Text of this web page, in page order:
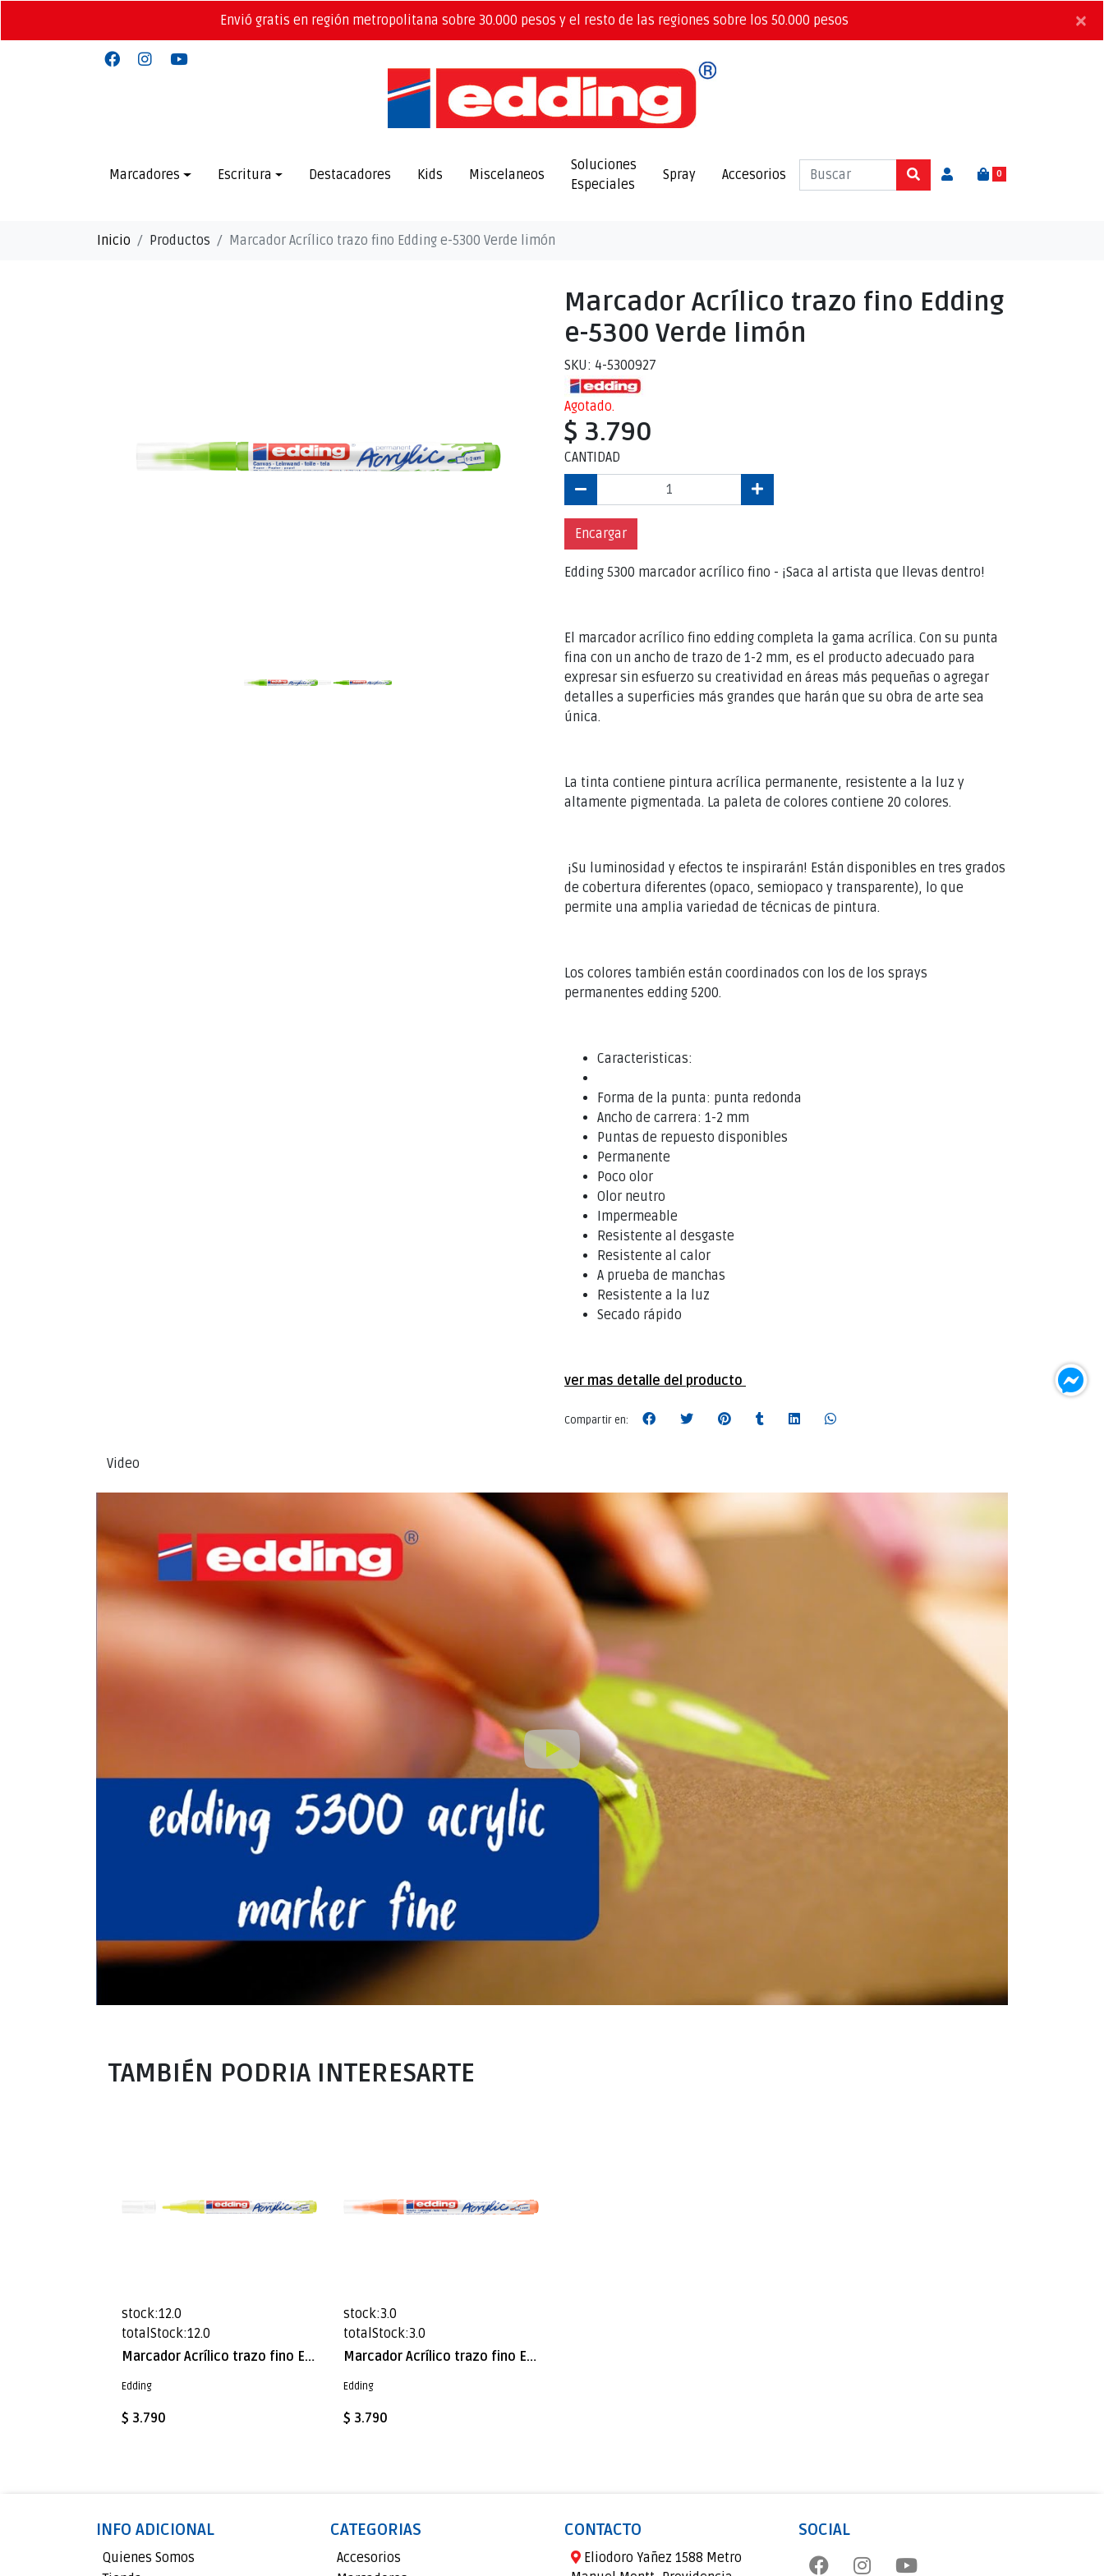
Envió gratis en región metropolitana sobre 30.000 pesos y el resto de las regiones sobre los 50.000 pesos ×
0
Marcadores Escritura Destacadores Kids Miscelaneos
Soluciones
Especiales
Spray Accesorios
Inicio Productos Marcador Acrílico trazo fino Edding e-5300 Verde limón
Marcador Acrílico trazo fino Edding
e-5300 Verde limón
SKU: 4-5300927
Agotado.
$ 3.790
CANTIDAD
Encargar
Edding 5300 marcador acrílico fino - ¡Saca al artista que llevas dentro!
El marcador acrílico fino edding completa la gama acrílica. Con su punta
fina con un ancho de trazo de 1-2 mm, es el producto adecuado para
expresar sin esfuerzo su creatividad en áreas más pequeñas o agregar
detalles a superficies más grandes que harán que su obra de arte sea
única.
La tinta contiene pintura acrílica permanente, resistente a la luz y
altamente pigmentada. La paleta de colores contiene 20 colores.
¡Su luminosidad y efectos te inspirarán! Están disponibles en tres grados
de cobertura diferentes (opaco, semiopaco y transparente), lo que
permite una amplia variedad de técnicas de pintura.
Los colores también están coordinados con los de los sprays
permanentes edding 5200.
Caracteristicas:
Forma de la punta: punta redonda
Ancho de carrera: 1-2 mm
Puntas de repuesto disponibles
Permanente
Poco olor
Olor neutro
Impermeable
Resistente al desgaste
Resistente al calor
A prueba de manchas
Resistente a la luz
Secado rápido
ver mas detalle del producto
Compartir en:
Video
TAMBIÉN PODRIA INTERESARTE
stock:12.0
totalStock:12.0
Marcador Acrílico trazo fino Edding e-5300 Amarillo neón
Edding
$ 3.790
stock:3.0
totalStock:3.0
Marcador Acrílico trazo fino Edding e-5300 Naranjo neón
Edding
$ 3.790
INFO ADICIONAL
Quienes Somos
CATEGORIAS
Accesorios
CONTACTO
Eliodoro Yañez 1588 Metro
SOCIAL